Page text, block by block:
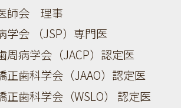
師会 理事
学会 （JSP）専門医
周病学会（JACP）認定医
正歯科学会（JAAO）認定医
正歯科学会（WSLO） 認定医